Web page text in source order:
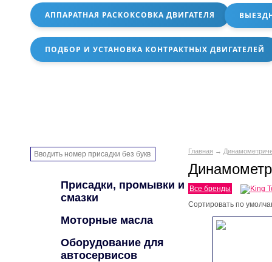
АППАРАТНАЯ РАСКОКСОВКА ДВИГАТЕЛЯ
ПОДБОР И УСТАНОВКА КОНТРАКТНЫХ ДВИГАТЕЛЕЙ
Главная →
Все бренды
Сортировать по
Присадки, промывки и
смазки
Моторные масла
Оборудование для
автосервисов